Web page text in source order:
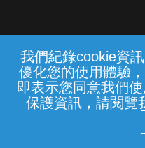
我們紀錄cookie資
優化您的使用體驗
即表示您同意我們
保護資訊，請閱覽
常見問題 線上客服
中華電信股份有
(統一編號：